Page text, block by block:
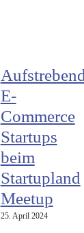
E-
Commerce
Startups
beim
Startupland
Meetup
25. April 2024